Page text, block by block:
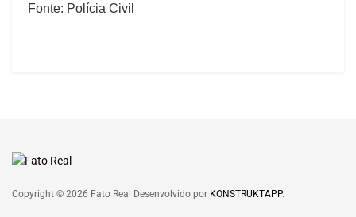
Fonte: Polícia Civil
Copyright © 2026 Fato Real Desenvolvido por KONSTRUKTAPP.